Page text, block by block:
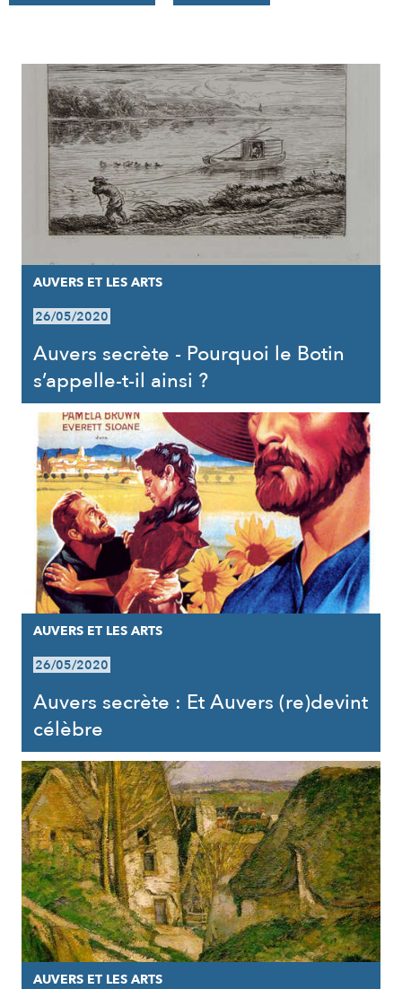
RÉSULTATS
AUVERS ET LES ARTS
26/05/2020
Auvers secrète - Pourquoi le Botin
s’appelle-t-il ainsi ?
AUVERS ET LES ARTS
26/05/2020
Auvers secrète : Et Auvers (re)devint
célèbre
AUVERS ET LES ARTS